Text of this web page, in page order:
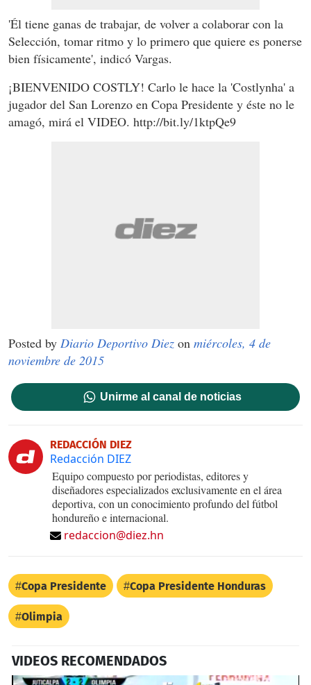
'Él tiene ganas de trabajar, de volver a colaborar con la
Selección, tomar ritmo y lo primero que quiere es ponerse
bien físicamente', indicó Vargas.
¡BIENVENIDO COSTLY! Carlo le hace la 'Costlynha' a
jugador del San Lorenzo en Copa Presidente y éste no le
amagó, mirá el VIDEO. http://bit.ly/1ktpQe9
Posted by Diario Deportivo Diez on miércoles, 4 de
noviembre de 2015
Unirme al canal de noticias
REDACCIÓN DIEZ
Redacción DIEZ
Equipo compuesto por periodistas, editores y
diseñadores especializados exclusivamente en el área
deportiva, con un conocimiento profundo del fútbol
hondureño e internacional.
redaccion@diez.hn
Copa Presidente Copa Presidente Honduras
Olimpia
VIDEOS RECOMENDADOS